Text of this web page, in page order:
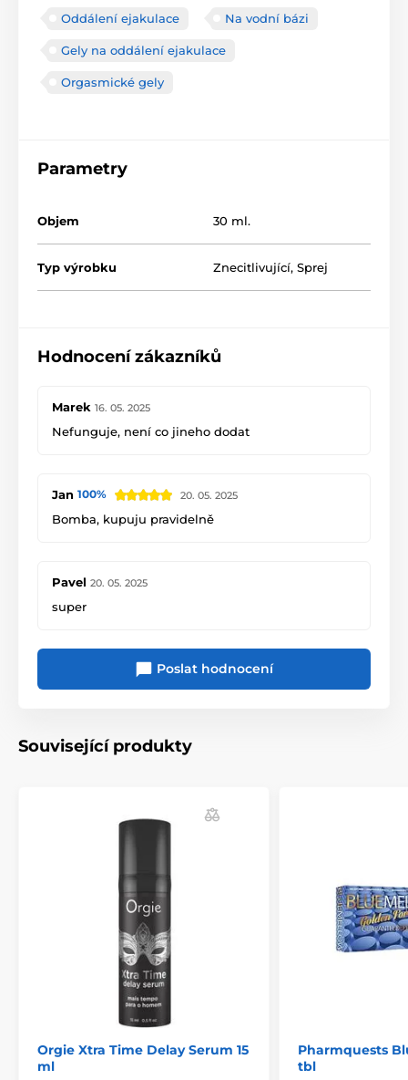
Oddálení ejakulace Na vodní bázi
Gely na oddálení ejakulace
Orgasmické gely
Parametry
Objem 30 ml.
Typ výrobku Znecitlivující, Sprej
Hodnocení zákazníků
Marek 16. 05. 2025
Nefunguje, není co jineho dodat
Jan 100% 20. 05. 2025
Bomba, kupuju pravidelně
Pavel 20. 05. 2025
super
Poslat hodnocení
Související produkty
Orgie Xtra Time Delay Serum 15
ml
Pharmquests
tbl